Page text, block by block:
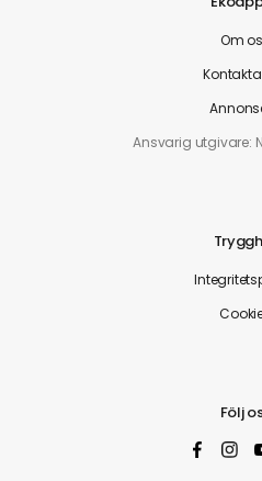
Om
Ansvarig utgivare:
Följ